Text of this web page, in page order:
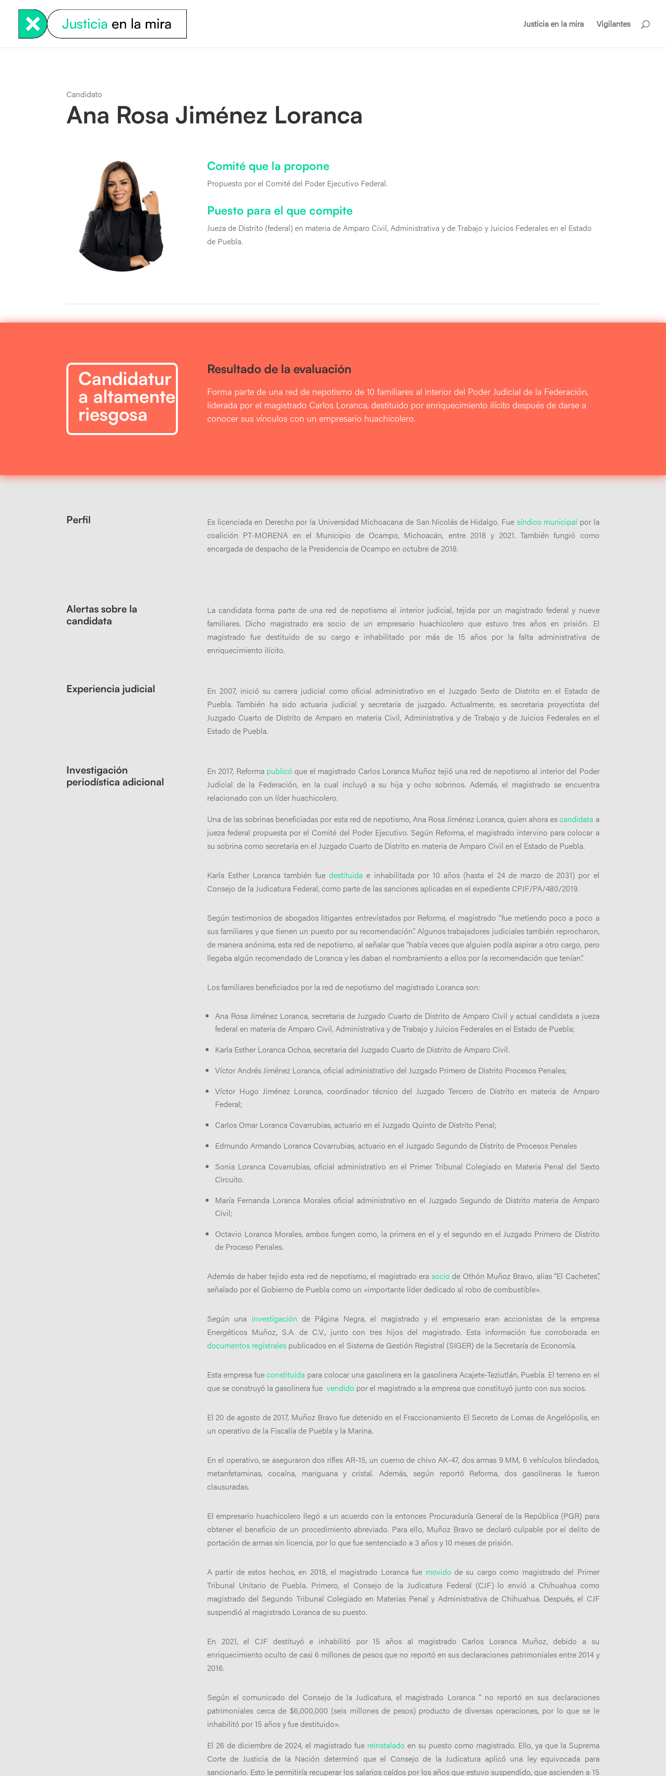
Justicia en la mira Vigilantes
Candidato
Ana Rosa Jiménez Loranca
Comité que la propone
Propuesto por el Comité del Poder Ejecutivo Federal.
Puesto para el que compite
Jueza de Distrito (federal) en materia de Amparo Civil, Administrativa y de Trabajo y Juicios Federales en el Estado
de Puebla.
Candidatur
a altamente
riesgosa
Resultado de la evaluación
Forma parte de una red de nepotismo de 10 familiares al interior del Poder Judicial de la Federación,
liderada por el magistrado Carlos Loranca, destituido por enriquecimiento ilícito después de darse a
conocer sus vínculos con un empresario huachicolero.
Perfil Es licenciada en Derecho por la Universidad Michoacana de San Nicolás de Hidalgo. Fue síndico municipal por la
coalición PT-MORENA en el Municipio de Ocampo, Michoacán, entre 2018 y 2021. También fungió como
encargada de despacho de la Presidencia de Ocampo en octubre de 2018.
Alertas sobre la
candidata
La candidata forma parte de una red de nepotismo al interior judicial, tejida por un magistrado federal y nueve
familiares. Dicho magistrado era socio de un empresario huachicolero que estuvo tres años en prisión. El
magistrado fue destituido de su cargo e inhabilitado por más de 15 años por la falta administrativa de
enriquecimiento ilícito.
Experiencia judicial
En 2007, inició su carrera judicial como oficial administrativo en el Juzgado Sexto de Distrito en el Estado de
Puebla. También ha sido actuaria judicial y secretaria de juzgado. Actualmente, es secretaria proyectista del
Juzgado Cuarto de Distrito de Amparo en materia Civil, Administrativa y de Trabajo y de Juicios Federales en el
Estado de Puebla.
Investigación
periodística adicional
En 2017, Reforma publicó que el magistrado Carlos Loranca Muñoz tejió una red de nepotismo al interior del Poder
Judicial de la Federación, en la cual incluyó a su hija y ocho sobrinos. Además, el magistrado se encuentra
relacionado con un líder huachicolero.
Una de las sobrinas beneficiadas por esta red de nepotismo, Ana Rosa Jiménez Loranca, quien ahora escandidata a
jueza federal propuesta por el Comité del Poder Ejecutivo. Según Reforma, el magistrado intervino para colocar a
su sobrina como secretaria en el Juzgado Cuarto de Distrito en materia de Amparo Civil en el Estado de Puebla.
Karla Esther Loranca también fuedestituida e inhabilitada por 10 años (hasta el 24 de marzo de 2031) por el
Consejo de la Judicatura Federal, como parte de las sanciones aplicadas en el expediente CPJF/PA/480/2019.
Según testimonios de abogados litigantes entrevistados por Reforma, el magistrado “fue metiendo poco a poco a
sus familiares y que tienen un puesto por su recomendación”. Algunos trabajadores judiciales también reprocharon,
de manera anónima, esta red de nepotismo, al señalar que “había veces que alguien podía aspirar a otro cargo, pero
llegaba algún recomendado de Loranca y les daban el nombramiento a ellos por la recomendación que tenían”.
Los familiares beneficiados por la red de nepotismo del magistrado Loranca son:
Ana Rosa Jiménez Loranca, secretaria de Juzgado Cuarto de Distrito de Amparo Civil y actual candidata a jueza
federal en materia de Amparo Civil, Administrativa y de Trabajo y Juicios Federales en el Estado de Puebla;
Karla Esther Loranca Ochoa, secretaria del Juzgado Cuarto de Distrito de Amparo Civil.
Víctor Andrés Jiménez Loranca, oficial administrativo del Juzgado Primero de Distrito Procesos Penales;
Víctor Hugo Jiménez Loranca, coordinador técnico del Juzgado Tercero de Distrito en materia de Amparo
Federal;
Carlos Omar Loranca Covarrubias, actuario en el Juzgado Quinto de Distrito Penal;
Edmundo Armando Loranca Covarrubias, actuario en el Juzgado Segundo de Distrito de Procesos Penales
Sonia Loranca Covarrubias, oficial administrativo en el Primer Tribunal Colegiado en Materia Penal del Sexto
Circuito.
María Fernanda Loranca Morales oficial administrativo en el Juzgado Segundo de Distrito materia de Amparo
Civil;
Octavio Loranca Morales, ambos fungen como, la primera en el y el segundo en el Juzgado Primero de Distrito
de Proceso Penales.
Además de haber tejido esta red de nepotismo, el magistrado era socio de Othón Muñoz Bravo, alias “El Cachetes”,
señalado por el Gobierno de Puebla como un «importante líder dedicado al robo de combustible».
Según una investigación de Página Negra, el magistrado y el empresario eran accionistas de la empresa
Energéticos Muñoz, S.A. de C.V., junto con tres hijos del magistrado. Esta información fue corroborada en
documentos registralespublicados en el Sistema de Gestión Registral (SIGER) de la Secretaría de Economía.
Esta empresa fueconstituida para colocar una gasolinera en la gasolinera Acajete-Teziutlán, Puebla. El terreno en el
que se construyó la gasolinera fue vendido por el magistrado a la empresa que constituyó junto con sus socios.
El 20 de agosto de 2017, Muñoz Bravo fue detenido en el Fraccionamiento El Secreto de Lomas de Angelópolis, en
un operativo de la Fiscalía de Puebla y la Marina.
En el operativo, se aseguraron dos rifles AR-15, un cuerno de chivo AK-47, dos armas 9 MM, 6 vehículos blindados,
metanfetaminas, cocaína, mariguana y cristal. Además, según reportó Reforma, dos gasolineras le fueron
clausuradas.
El empresario huachicolero llegó a un acuerdo con la entonces Procuraduría General de la República (PGR) para
obtener el beneficio de un procedimiento abreviado. Para ello, Muñoz Bravo se declaró culpable por el delito de
portación de armas sin licencia, por lo que fue sentenciado a 3 años y 10 meses de prisión.
A partir de estos hechos, en 2018, el magistrado Loranca fue movido de su cargo como magistrado del Primer
Tribunal Unitario de Puebla. Primero, el Consejo de la Judicatura Federal (CJF) lo envió a Chihuahua como
magistrado del Segundo Tribunal Colegiado en Materias Penal y Administrativa de Chihuahua. Después, el CJF
suspendió al magistrado Loranca de su puesto.
En 2021, el CJF destituyó e inhabilitó por 15 años al magistrado Carlos Loranca Muñoz, debido a su
enriquecimiento oculto de casi 6 millones de pesos que no reportó en sus declaraciones patrimoniales entre 2014 y
2016.
Según el comunicado del Consejo de la Judicatura, el magistrado Loranca “no reportó en sus declaraciones
patrimoniales cerca de $6,000,000 (seis millones de pesos) producto de diversas operaciones, por lo que se le
inhabilitó por 15 años y fue destituido».
El 26 de diciembre de 2024, el magistrado fue reinstalado en su puesto como magistrado. Ello, ya que la Suprema
Corte de Justicia de la Nación determinó que el Consejo de la Judicatura aplicó una ley equivocada para
sancionarlo. Esto le permitiría recuperar los salarios caídos por los años que estuvo suspendido, que ascienden a 15